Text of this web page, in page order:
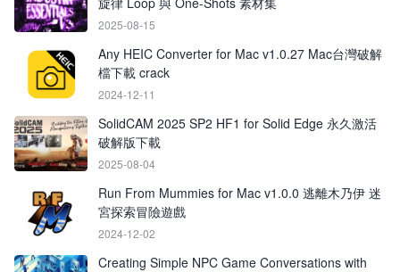
2025-08-15
Any HEIC Converter for Mac v1.0.27 Mac台灣破解
檔下載 crack
2024-12-11
SolidCAM 2025 SP2 HF1 for Solid Edge 永久激活
破解版下載
2025-08-04
Run From Mummies for Mac v1.0.0 逃離木乃伊 迷
宮探索冒險遊戲
2024-12-02
Creating Simple NPC Game Conversations with